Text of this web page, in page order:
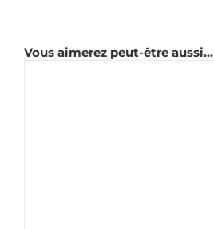
Vous aimerez peut-être aussi…